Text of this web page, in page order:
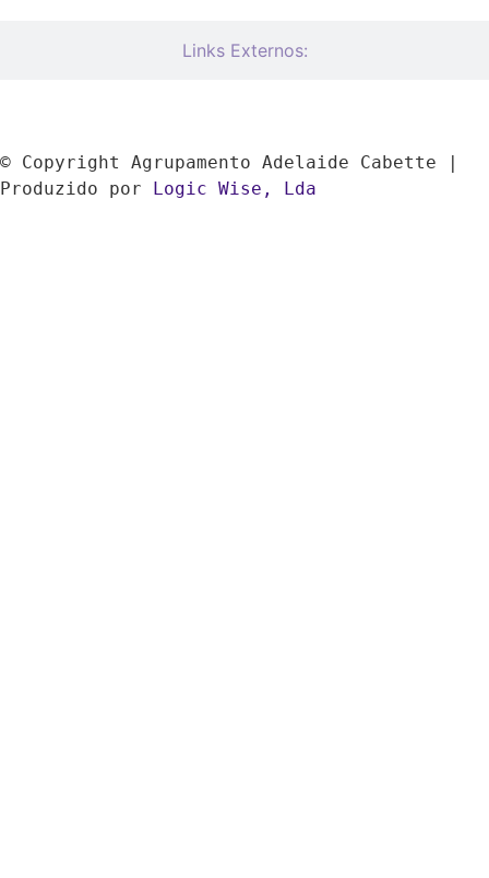
Links Externos:
© Copyright Agrupamento Adelaide Cabette |
Produzido por Logic Wise, Lda